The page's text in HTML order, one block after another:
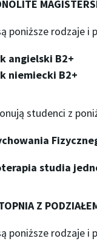
poniższe rodzaje i
angielski B2+
niemiecki B2+
studenci z
studia
Z
poniższe rodzaje i